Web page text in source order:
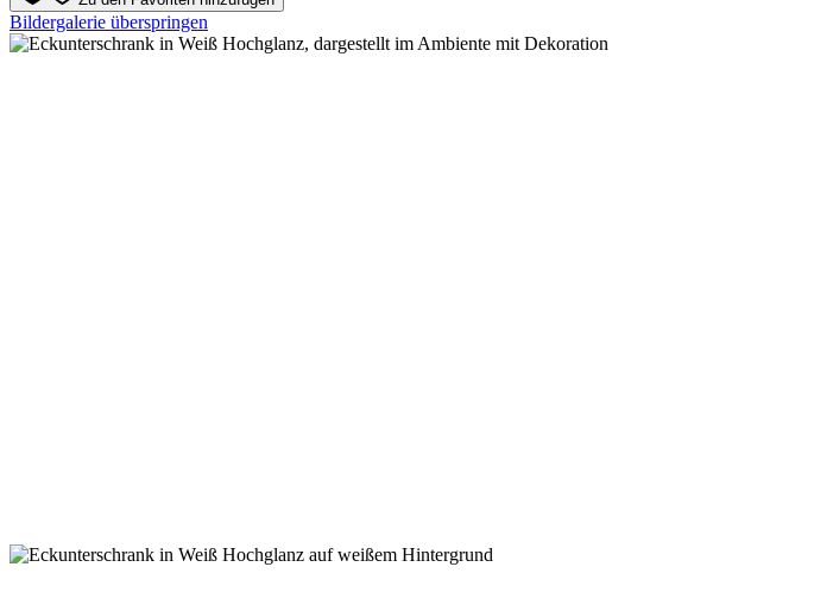
Bildergalerie überspringen